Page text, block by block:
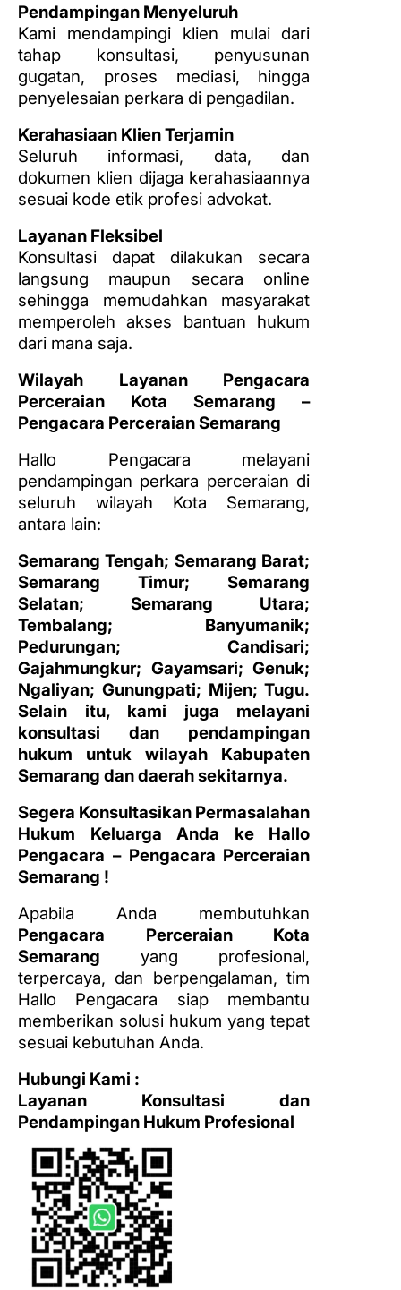
Pendampingan Menyeluruh
Kami mendampingi klien mulai dari
tahap konsultasi, penyusunan
gugatan, proses mediasi, hingga
penyelesaian perkara di pengadilan.
Kerahasiaan Klien Terjamin
Seluruh informasi, data, dan
dokumen klien dijaga kerahasiaannya
sesuai kode etik profesi advokat.
Layanan Fleksibel
Konsultasi dapat dilakukan secara
langsung maupun secara online
sehingga memudahkan masyarakat
memperoleh akses bantuan hukum
dari mana saja.
Wilayah Layanan Pengacara
Perceraian Kota Semarang –
Pengacara Perceraian Semarang
Hallo Pengacara melayani
pendampingan perkara perceraian di
seluruh wilayah Kota Semarang,
antara lain:
Semarang Tengah; Semarang Barat;
Semarang Timur;Semarang
Selatan;Semarang Utara;
Tembalang; Banyumanik;
Pedurungan;Candisari;
Gajahmungkur; Gayamsari;Genuk;
Ngaliyan; Gunungpati; Mijen;Tugu.
Selain itu, kami juga melayani
konsultasi dan pendampingan
hukum untuk wilayah Kabupaten
Semarang dan daerah sekitarnya.
Segera Konsultasikan Permasalahan
Hukum Keluarga Anda ke Hallo
Pengacara – Pengacara Perceraian
Semarang !
Apabila Anda membutuhkan
Pengacara Perceraian Kota
Semarang yang profesional,
terpercaya, dan berpengalaman, tim
Hallo Pengacara siap membantu
memberikan solusi hukum yang tepat
sesuai kebutuhan Anda.
Hubungi Kami :
Layanan Konsultasi dan
Pendampingan Hukum Profesional